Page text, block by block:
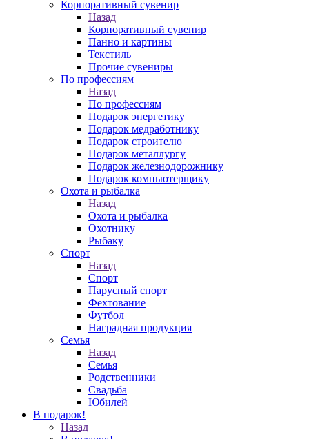
Корпоративный сувенир
Назад
Корпоративный сувенир
Панно и картины
Текстиль
Прочие сувениры
По профессиям
Назад
По профессиям
Подарок энергетику
Подарок медработнику
Подарок строителю
Подарок металлургу
Подарок железнодорожнику
Подарок компьютерщику
Охота и рыбалка
Назад
Охота и рыбалка
Охотнику
Рыбаку
Спорт
Назад
Спорт
Парусный спорт
Фехтование
Футбол
Наградная продукция
Семья
Назад
Семья
Родственники
Свадьба
Юбилей
В подарок!
Назад